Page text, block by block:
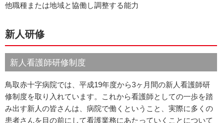
他職種または地域と協働し調整する能力
新人研修
新人看護師研修制度
鳥取赤十字病院では、平成19年度から3ヶ月間の新人看護師研
修制度を取り入れています。これから看護師としての一歩を踏
み出す新人の皆さんは、病院で働くということ、実際に多くの
患者さんを目の前にして看護業務にあたっていくことについて